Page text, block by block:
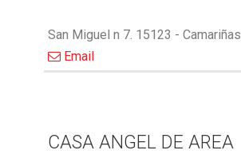
San Miguel n 7. 15123 - Camariñas
Email
CASA ANGEL DE AREA